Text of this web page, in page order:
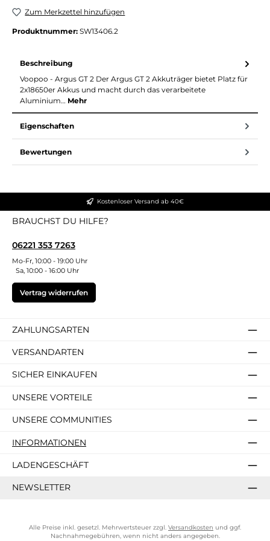
Zum Merkzettel hinzufügen
Produktnummer: SW13406.2
Beschreibung
Voopoo - Argus GT 2 Der Argus GT 2 Akkuträger bietet Platz für
2x18650er Akkus und macht durch das verarbeitete
Aluminium… Mehr
Eigenschaften
Bewertungen
Kostenloser Versand ab 40€
BRAUCHST DU HILFE?
06221 353 7263
Mo-Fr, 10:00 - 19:00 Uhr
Sa, 10:00 - 16:00 Uhr
Vertrag widerrufen
ZAHLUNGSARTEN
VERSANDARTEN
SICHER EINKAUFEN
UNSERE VORTEILE
UNSERE COMMUNITIES
INFORMATIONEN
LADENGESCHÄFT
NEWSLETTER
Alle Preise inkl. gesetzl. Mehrwertsteuer zzgl. Versandkosten und ggf.
Nachnahmegebühren, wenn nicht anders angegeben.